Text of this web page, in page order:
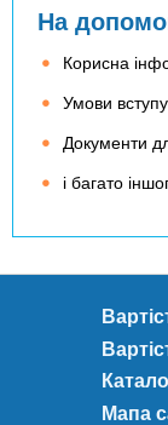
На
Корисна
Умови вступу
Документи
і багато
Мапа